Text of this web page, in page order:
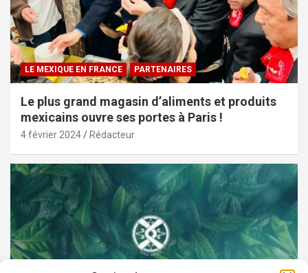
LE MEXIQUE EN FRANCE PARTENAIRES
Le plus grand magasin d’aliments et produits
mexicains ouvre ses portes à Paris !
4 février 2024 Rédacteur